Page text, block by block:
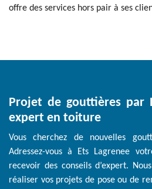
offre des services hors pair à ses
Projet de gouttières par
expert en toiture
Vous cherchez de nouvelles
Adressez-vous à Ets Lagrenee
recevoir des conseils d’expert.
réaliser vos projets de pose ou de